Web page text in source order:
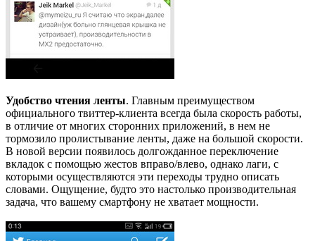
Удобство чтения ленты. Главным преимуществом
официального твиттер-клиента всегда была скорость работы,
в отличие от многих сторонних приложений, в нем не
тормозило пролистывание ленты, даже на большой скорости.
В новой версии появилось долгожданное переключение
вкладок с помощью жестов вправо/влево, однако лаги, с
которыми осуществляются эти переходы трудно описать
словами. Ощущение, будто это настолько производительная
задача, что вашему смартфону не хватает мощности.